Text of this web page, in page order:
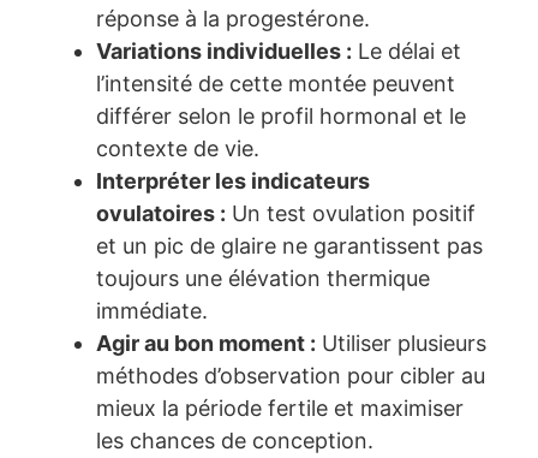
réponse à la progestérone.
Variations individuelles : Le délai et
l’intensité de cette montée peuvent
différer selon le profil hormonal et le
contexte de vie.
Interpréter les indicateurs
ovulatoires : Un test ovulation positif
et un pic de glaire ne garantissent pas
toujours une élévation thermique
immédiate.
Agir au bon moment : Utiliser plusieurs
méthodes d’observation pour cibler au
mieux la période fertile et maximiser
les chances de conception.